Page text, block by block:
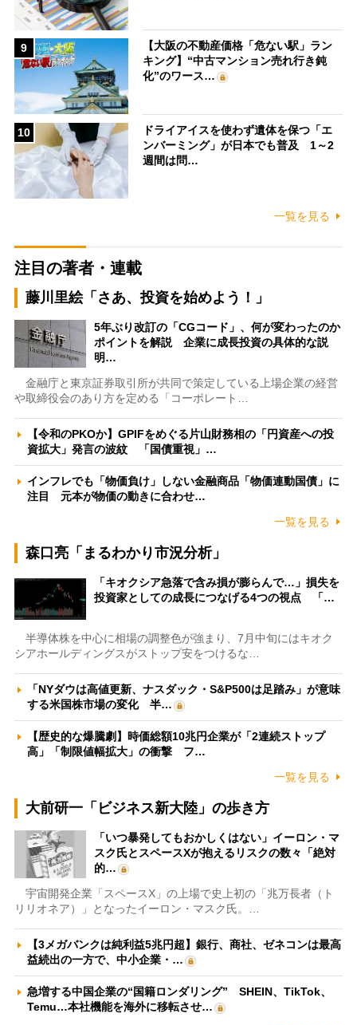
9
【大阪の不動産価格「危ない駅」ラン
キング】“中古マンション売れ行き鈍
化”のワース…
10
ドライアイスを使わず遺体を保つ「エ
ンバーミング」が日本でも普及 1～2
週間は問…
一覧を見る
注目の著者・連載
藤川里絵「さあ、投資を始めよう！」
5年ぶり改訂の「CGコード」、何が変わったのか
ポイントを解説 企業に成長投資の具体的な説
明…
金融庁と東京証券取引所が共同で策定している上場企業の経営
や取締役会のあり方を定める「コーポレート…
【令和のPKOか】GPIFをめぐる片山財務相の「円資産への投
資拡大」発言の波紋 「国債重視」…
インフレでも「物価負け」しない金融商品「物価連動国債」に
注目 元本が物価の動きに合わせ…
一覧を見る
森口亮「まるわかり市況分析」
「キオクシア急落で含み損が膨らんで…」損失を
投資家としての成長につなげる4つの視点 「…
半導体株を中心に相場の調整色が強まり、7月中旬にはキオク
シアホールディングスがストップ安をつけるな…
「NYダウは高値更新、ナスダック・S&P500は足踏み」が意味
する米国株市場の変化 半…
【歴史的な爆騰劇】時価総額10兆円企業が「2連続ストップ
高」「制限値幅拡大」の衝撃 フ…
一覧を見る
大前研一「ビジネス新大陸」の歩き方
「いつ暴発してもおかしくはない」イーロン・マ
スク氏とスペースXが抱えるリスクの数々「絶対
的…
宇宙開発企業「スペースX」の上場で史上初の「兆万長者（ト
リリオネア）」となったイーロン・マスク氏。…
【3メガバンクは純利益5兆円超】銀行、商社、ゼネコンは最高
益続出の一方で、中小企業・…
急増する中国企業の“国籍ロンダリング” SHEIN、TikTok、
Temu…本社機能を海外に移転させ…